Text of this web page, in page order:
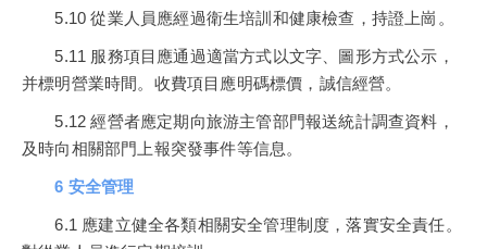
5.10 從業人員應經過衛生培訓和健康檢查，持證上崗。
5.11 服務項目應通過適當方式以文字、圖形方式公示，
并標明營業時間。收費項目應明碼標價，誠信經營。
5.12 經營者應定期向旅游主管部門報送統計調查資料，
及時向相關部門上報突發事件等信息。
6 安全管理
6.1 應建立健全各類相關安全管理制度，落實安全責任。